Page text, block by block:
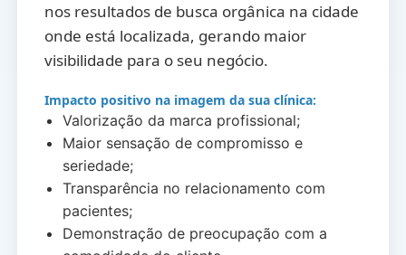
nos resultados de busca orgânica na cidade
onde está localizada, gerando maior
visibilidade para o seu negócio.
Impacto positivo na imagem da sua clínica:
Valorização da marca profissional;
Maior sensação de compromisso e
seriedade;
Transparência no relacionamento com
pacientes;
Demonstração de preocupação com a